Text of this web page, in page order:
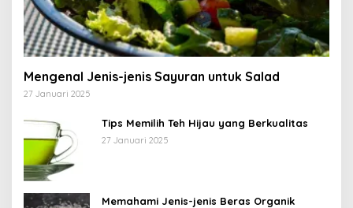
Mengenal Jenis-jenis Sayuran untuk Salad
27 Januari 2025
Tips Memilih Teh Hijau yang Berkualitas
27 Januari 2025
Memahami Jenis-jenis Beras Organik